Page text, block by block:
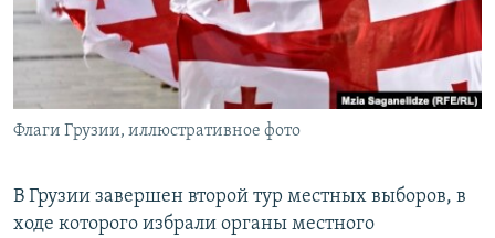
ПОБЕДИТЕЛЕЙ НЕ СУДЯТ?
КРЫМ.НЕПОКОРЕННЫЙ
УКРАИНСКАЯ ПРОБЛЕМА КРЫМА
ПРИСОЕДИНЯЙТЕСЬ!
Флаги Грузии, иллюстративное фото
В Грузии завершен второй тур местных выборов, в
ходе которого избрали органы местного